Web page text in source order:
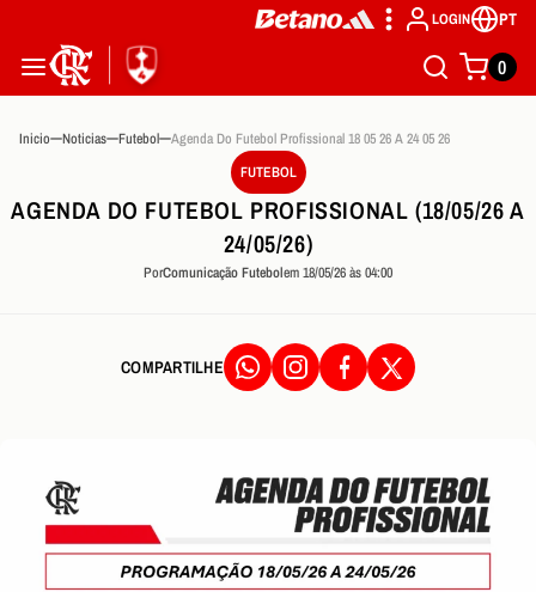
LOGIN PT
0
Inicio Noticias Futebol
Agenda Do Futebol Profissional 18 05 26 A 24 05 26
FUTEBOL
AGENDA DO FUTEBOL PROFISSIONAL (18/05/26 A
24/05/26)
PorComunicação Futebolem 18/05/26 às 04:00
COMPARTILHE